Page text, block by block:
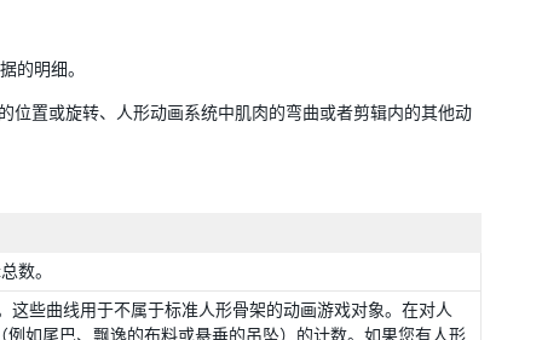
的明细。
位置或旋转、人形动画系统中肌肉的弯曲或者剪辑内的其他动
数。
些曲线用于不属于标准人形骨架的动画游戏对象。在对人
如尾巴、飘逸的布料或悬垂的吊坠）的计数。如果您有人形